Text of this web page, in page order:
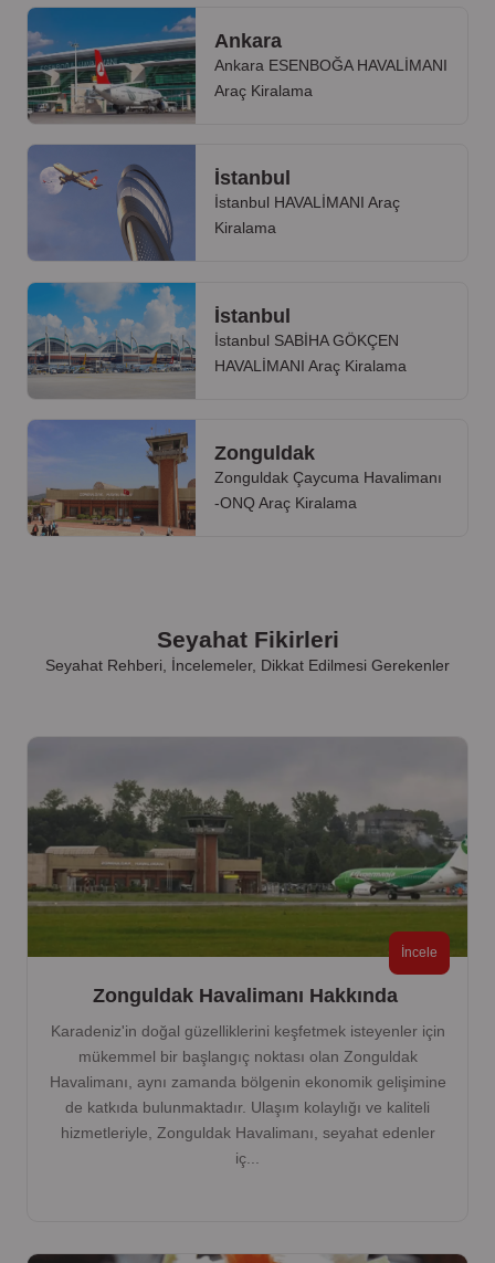
Ankara
Ankara ESENBOĞA HAVALİMANI
Araç Kiralama
İstanbul
İstanbul HAVALİMANI Araç
Kiralama
İstanbul
İstanbul SABİHA GÖKÇEN
HAVALİMANI Araç Kiralama
Zonguldak
Zonguldak Çaycuma Havalimanı
-ONQ Araç Kiralama
Seyahat Fikirleri
Seyahat Rehberi, İncelemeler, Dikkat Edilmesi Gerekenler
İncele
Zonguldak Havalimanı Hakkında
Karadeniz'in doğal güzelliklerini keşfetmek isteyenler için
mükemmel bir başlangıç noktası olan Zonguldak
Havalimanı, aynı zamanda bölgenin ekonomik gelişimine
de katkıda bulunmaktadır. Ulaşım kolaylığı ve kaliteli
hizmetleriyle, Zonguldak Havalimanı, seyahat edenler
iç...